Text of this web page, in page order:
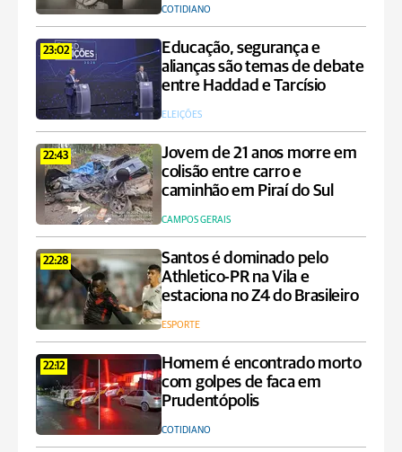
COTIDIANO
23:02
Educação, segurança e
alianças são temas de debate
entre Haddad e Tarcísio
ELEIÇÕES
22:43
Jovem de 21 anos morre em
colisão entre carro e
caminhão em Piraí do Sul
CAMPOS GERAIS
22:28
Santos é dominado pelo
Athletico-PR na Vila e
estaciona no Z4 do Brasileiro
ESPORTE
22:12
Homem é encontrado morto
com golpes de faca em
Prudentópolis
COTIDIANO